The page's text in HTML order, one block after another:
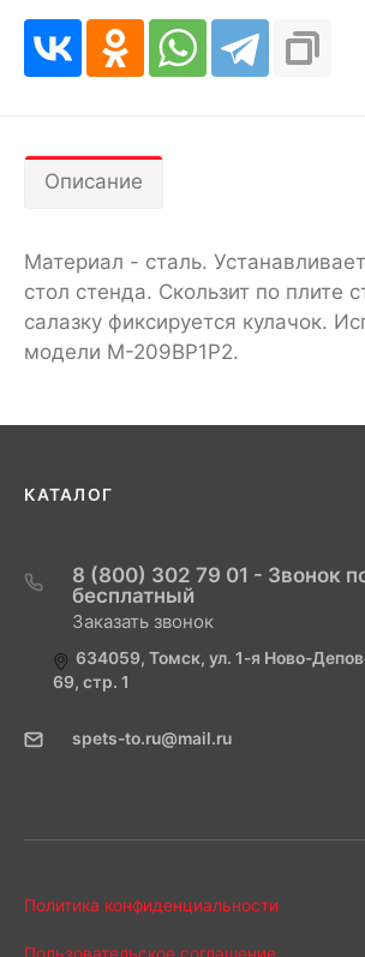
Описание
Материал - сталь.
стол стенда. Скользит по плите
салазку фиксируется кулачок.
модели M-209BP1P2.
КАТАЛОГ
8 (800) 302 79 01 - Звонок
бесплатный
Заказать звонок
634059, Томск, ул. 1-я Ново-
69, стр. 1
spets-to.ru@mail.ru
Политика конфиденциальности